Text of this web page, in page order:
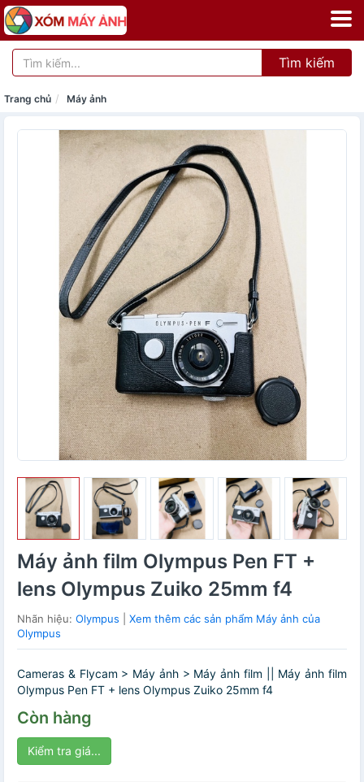
Tìm kiếm
Trang chủ Máy ảnh
Máy ảnh film Olympus Pen FT +
lens Olympus Zuiko 25mm f4
Nhãn hiệu: Olympus
Xem thêm các sản phẩm Máy ảnh của
Olympus
Cameras & Flycam > Máy ảnh > Máy ảnh film || Máy ảnh film
Olympus Pen FT + lens Olympus Zuiko 25mm f4
Còn hàng
Kiểm tra giá...